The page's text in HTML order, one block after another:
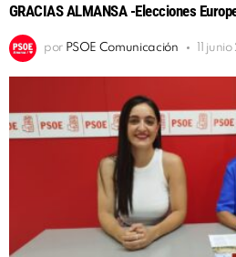
GRACIAS ALMANSA -Elecciones
por PSOE Comunicación 11